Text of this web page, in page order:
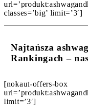
classes=’big’ limit=’3′]
Najtańsza
Rankingach –
[nokaut-offers-
limit=’3′]